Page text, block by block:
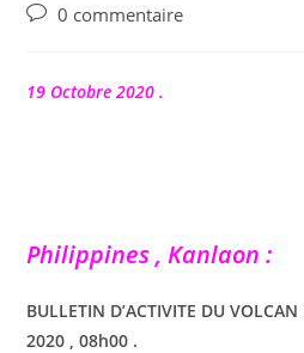
Commentaires
publication :
0 commentaire
19 Octobre 2020 .
Philippines , Kanlaon :
BULLETIN D’ACTIVITE DU
2020 , 08h00 .